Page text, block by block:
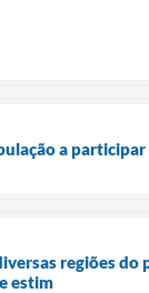
a
regiões
estim